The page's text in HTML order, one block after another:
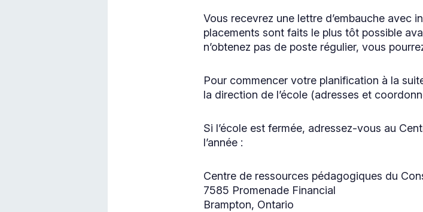
Vous recevrez une lettre d’embauche avec
placements sont faits le plus tôt possible
n’obtenez pas de poste régulier, vous
Pour commencer votre planification à la
la direction de l’école (adresses et
Si l’école est fermée, adressez-vous au
l’année :
Centre de ressources pédagogiques du
7585 Promenade Financial
Brampton, Ontario